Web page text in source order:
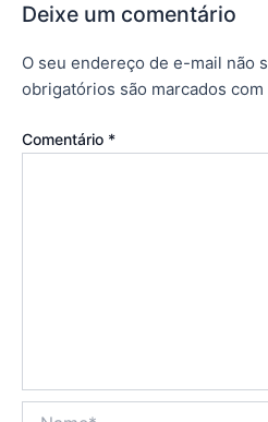
Deixe um comentário
O seu endereço de e-mail não
obrigatórios são marcados com
Comentário *